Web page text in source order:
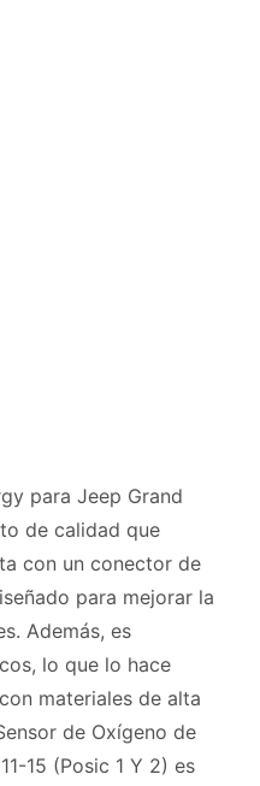
para Jeep Grand
de calidad que
con un conector de
para mejorar la
Además, es
lo que lo hace
materiales de alta
de Oxígeno de
15 (Posic 1 Y 2) es